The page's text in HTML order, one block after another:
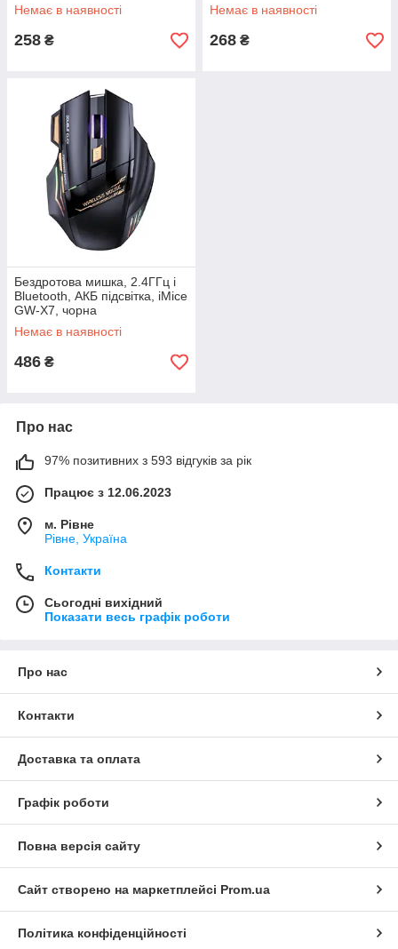
Немає в наявності
258 ₴
Немає в наявності
268 ₴
Бездротова мишка, 2.4ГГц і
Bluetooth, АКБ підсвітка, iMice
GW-X7, чорна
Немає в наявності
486 ₴
Про нас
97% позитивних з 593 відгуків за рік
Працює з 12.06.2023
м. Рівне
Рівне, Україна
Контакти
Сьогодні вихідний
Показати весь графік роботи
Про нас
Контакти
Доставка та оплата
Графік роботи
Повна версія сайту
Сайт створено на маркетплейсі Prom.ua
Політика конфіденційності